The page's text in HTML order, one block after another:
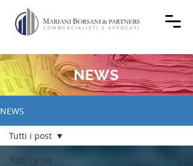
NEWS
NEWS
Tutti i post
Tutti i post